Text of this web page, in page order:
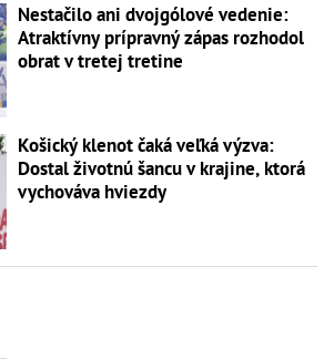
Nestačilo ani dvojgólové vedenie:
Atraktívny prípravný zápas rozhodol
obrat v tretej tretine
Košický klenot čaká veľká výzva:
Dostal životnú šancu v krajine, ktorá
vychováva hviezdy